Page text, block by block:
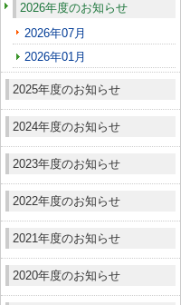
2026年度のお知らせ
2026年07月
2026年01月
2025年度のお知らせ
2024年度のお知らせ
2023年度のお知らせ
2022年度のお知らせ
2021年度のお知らせ
2020年度のお知らせ